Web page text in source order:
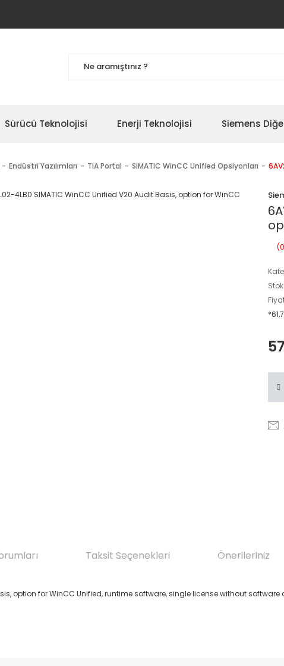
Sürücü Teknolojisi Enerji Teknolojisi Siemens
Endüstri Yazılımları TIA Portal SIMATIC WinCC Unified Opsiyonları
Taksit Seçenekleri Önerileriniz
option for WinCC Unified, runtime software, single license without